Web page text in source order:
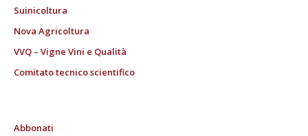
Suinicoltura
Nova Agricoltura
VVQ – Vigne Vini e Qualità
Comitato tecnico scientifico
Abbonati